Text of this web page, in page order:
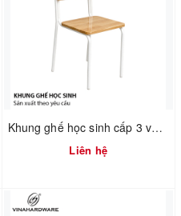
Khung ghế học sinh cấp 3 và đại học - 2300.1.02596 - D360xR360xC440mm
Liên hệ